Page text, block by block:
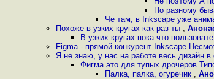
По разному
Че там, в Inkscape уже
Похоже в узких кругах как раз ты ,
В узких кругах пока что
Figma - прямой конкурент Inkscape
Я не знаю, у нас на работе весь дизайн
Фигма это для тупых дрочеров
Палка, палка, огуречик ,